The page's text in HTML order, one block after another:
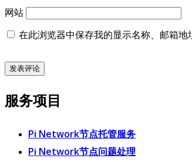
网站
在此浏览器中保存我的显示名称、邮箱地
服务项目
Pi Network节点托管服务
Pi Network节点问题处理